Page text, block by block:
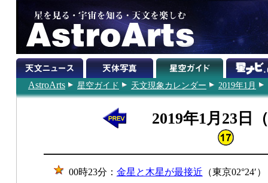
AstroArts 星空ガイド 天文現象カレンダー 2019年1月
2019年1月23日
00時23分： 金星と木星が最接近 （東京02°24′）